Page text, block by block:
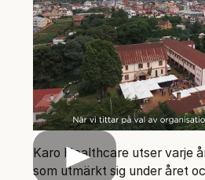
Play
Karo Healthcare utser varje
som utmärkt sig under året